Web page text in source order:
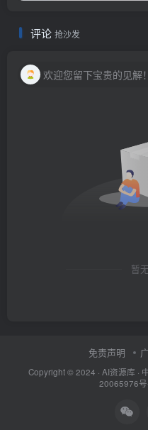
评论 抢沙发
欢迎您留下宝贵的见解！
暂
免责声明
Copyright © 2024 · AI资源库 ·
20065976